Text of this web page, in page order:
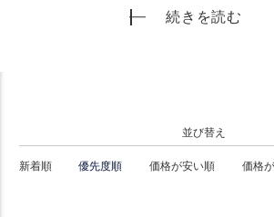
続きを読む
並び替え
新着順 優先度順 価格が安い順 価格